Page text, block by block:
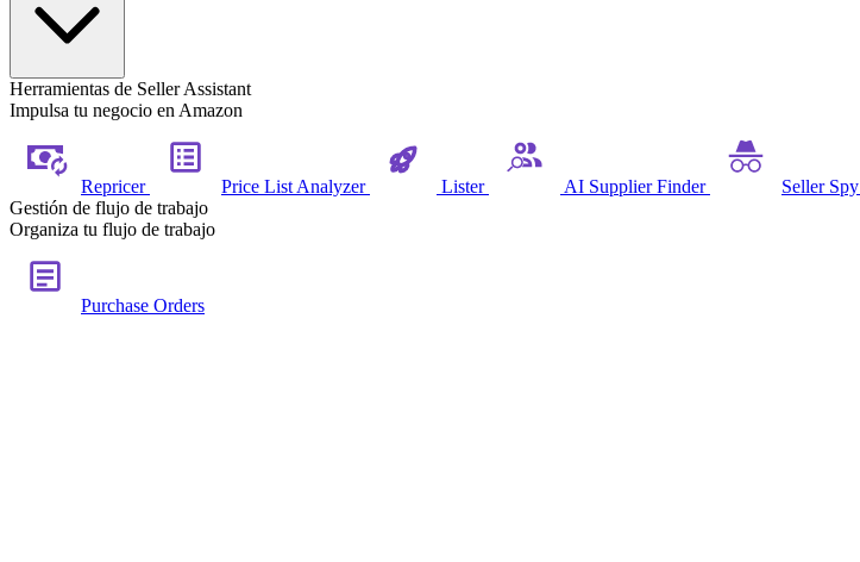
Herramientas de Seller Assistant
Impulsa tu negocio en Amazon
Repricer Price List Analyzer Lister AI Supplier Finder Seller Spy
Gestión de flujo de trabajo
Organiza tu flujo de trabajo
Purchase Orders